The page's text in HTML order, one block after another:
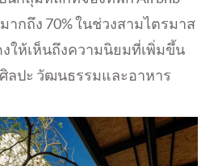
ากถึง 70% ในช่วงสามไตรมาส
ให้เห็นถึงความนิยมที่เพิ่มขึ้น
ลปะ วัฒนธรรมและอาหาร